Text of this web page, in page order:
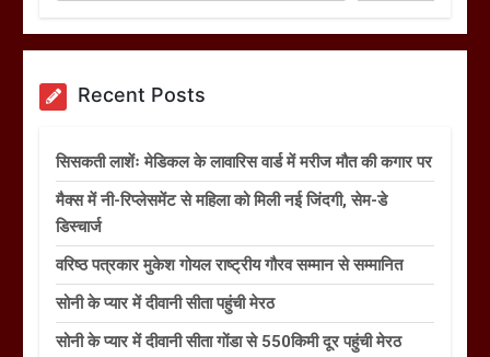
Recent Posts
सिसकती लाशेंः मेडिकल के लावारिस वार्ड में मरीज मौत की कगार पर
मैक्स में नी-रिप्लेसमेंट से महिला को मिली नई जिंदगी, सेम-डे
डिस्चार्ज
वरिष्ठ पत्रकार मुकेश गोयल राष्ट्रीय गौरव सम्मान से सम्मानित
सोनी के प्यार में दीवानी सीता पहुंची मेरठ
सोनी के प्यार में दीवानी सीता गोंडा से 550किमी दूर पहुंची मेरठ